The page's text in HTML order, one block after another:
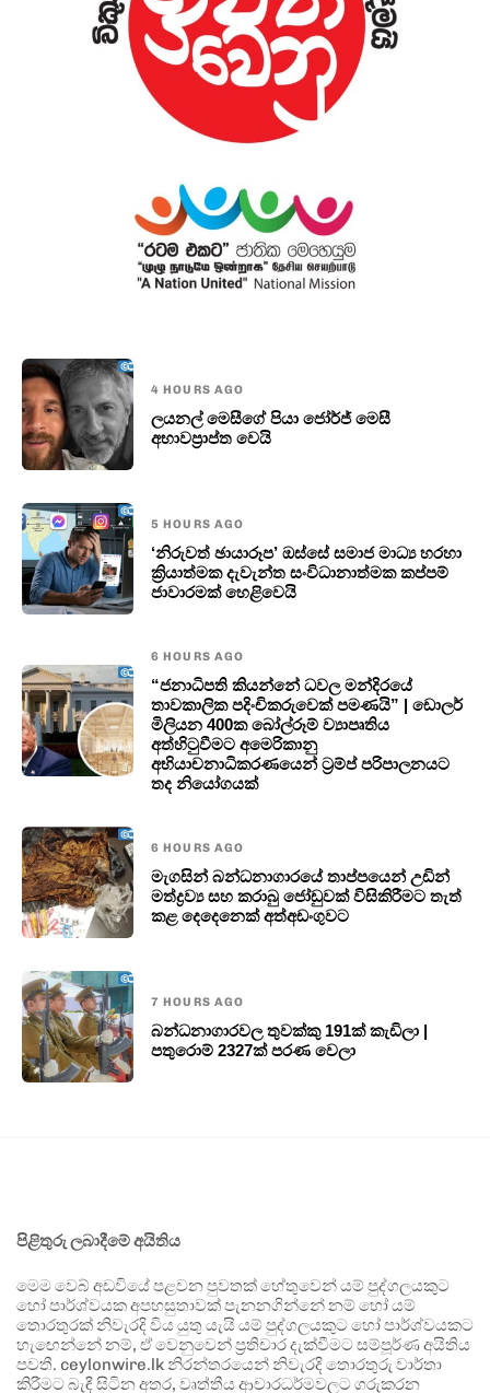
4 HOURS AGO
ලයනල් මෙසීගේ පියා ජෝර්ජ් මෙසී
අභාවප්‍රාප්ත වෙයි
5 HOURS AGO
‘නිරුවත් ඡායාරූප’ ඔස්සේ සමාජ මාධ්‍ය හරහා
ක්‍රියාත්මක දැවැන්ත සංවිධානාත්මක කප්පම්
ජාවාරමක් හෙළිවෙයි
6 HOURS AGO
“ජනාධිපති කියන්නේ ධවල මන්දිරයේ
තාවකාලික පදිංචිකරුවෙක් පමණයි” | ඩොලර්
මිලියන 400ක බෝල්රූම් ව්‍යාපෘතිය
අත්හිටුවීමට අමෙරිකානු
අභියාචනාධිකරණයෙන් ට්‍රම්ප් පරිපාලනයට
තද නියෝගයක්
6 HOURS AGO
මැගසින් බන්ධනාගාරයේ තාප්පයෙන් උඩින්
මත්ද්‍රව්‍ය සහ කරාබු ජෝඩුවක් විසිකිරීමට තැත්
කළ දෙදෙනෙක් අත්අඩංගුවට
7 HOURS AGO
බන්ධනාගාරවල තුවක්කු 191ක් කැඩිලා |
පතුරොම් 2327ක් පරණ වෙලා
පිළිතුරු ලබාදීමේ අයිතිය
මෙම වෙබ් අඩවියේ පළවන පුවතක් හේතුවෙන් යම් පුද්ගලයකුට
හෝ පාර්ශ්වයක අපහසුතාවක් පැනනගින්නේ නම් හෝ යම්
තොරතුරක් නිවැරදි විය යුතු යැයි යම් පුද්ගලයකුට හෝ පාර්ශ්වයකට
හැඟෙන්නේ නම්, ඒ වෙනුවෙන් ප්‍රතිචාර දැක්වීමට සම්පූර්ණ අයිතිය
පවතී. ceylonwire.lk නිරන්තරයෙන් නිවැරදි තොරතුරු වාර්තා
කිරීමට බැඳී සිටින අතර, වෘත්තීය ආචාරධර්මවලට ගරුකරන